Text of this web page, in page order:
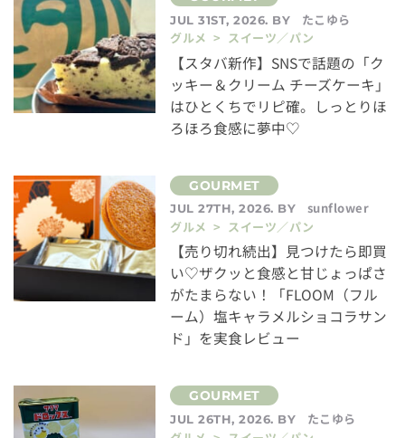
JUL 31ST, 2026. BY
たこゆら
グルメ > スイーツ／パン
【スタバ新作】SNSで話題の「ク
ッキー＆クリーム チーズケーキ」
はひとくちでリピ確。しっとりほ
ろほろ食感に夢中♡
JUL 27TH, 2026. BY
sunflower
グルメ > スイーツ／パン
【売り切れ続出】見つけたら即買
い♡ザクッと食感と甘じょっぱさ
がたまらない！「FLOOM（フル
ーム）塩キャラメルショコラサン
ド」を実食レビュー
JUL 26TH, 2026. BY
たこゆら